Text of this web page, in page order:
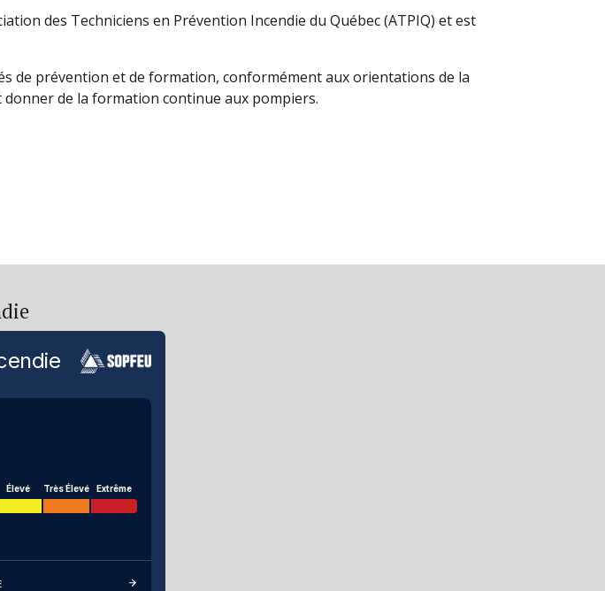
des Techniciens en Prévention Incendie du Québec (ATPIQ) et est
de prévention et de formation, conformément aux orientations de la
de la formation continue aux pompiers.
Élevé Très Élevé Extrême